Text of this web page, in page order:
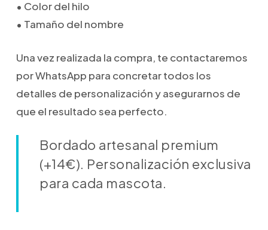
• Color del hilo
• Tamaño del nombre
Una vez realizada la compra, te contactaremos
por WhatsApp para concretar todos los
detalles de personalización y asegurarnos de
que el resultado sea perfecto.
Bordado artesanal premium
(+14€). Personalización exclusiva
para cada mascota.